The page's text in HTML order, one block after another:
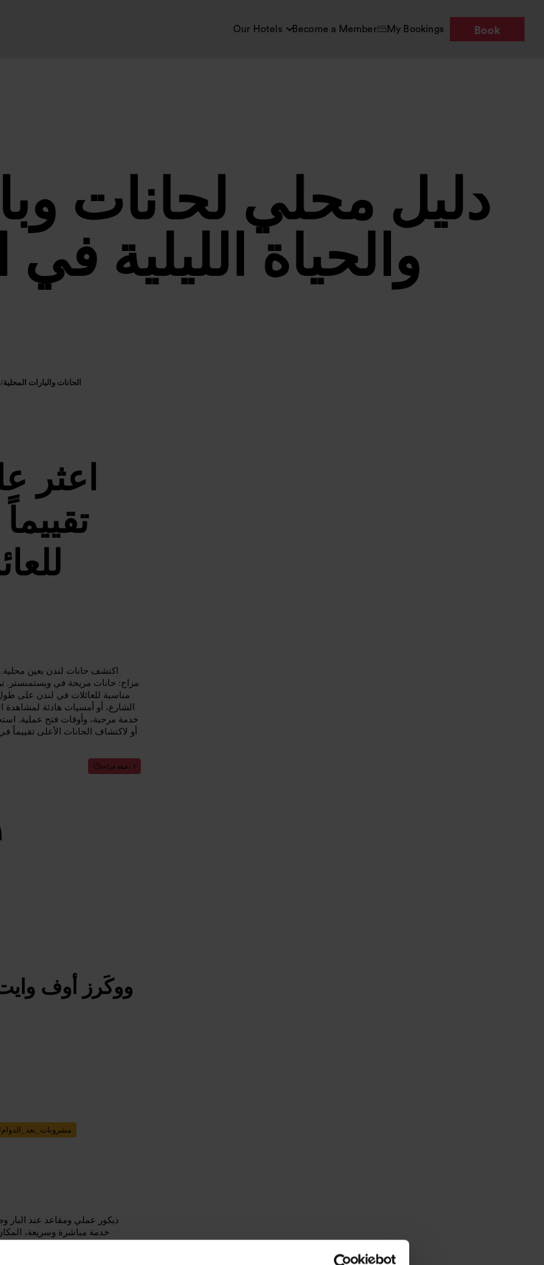
Our Hotels Become a Member My Bookings Book
دليل محلي لحانات
والحياة الليلية
/الحانات والبارات المحلية
اعثر
اكتشف حانات لندن بعين
مزاج: حانات مريحة في
مناسبة للعائلات في لندن على
الشارع، أو أمسيات هادئة لمشاهدة
خدمة مرحبة، وأوقات فتح عملية.
أو لاكتشاف الحانات الأعلى
٦ دقيقة قراءة
ووكَرز أوف
مشروبات_بعد_الدوام
ديكور عملي ومقاعد عند البار
خدمة مباشرة وسريعة،